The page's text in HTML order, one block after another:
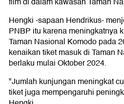
Hengki -sapaan Hendrikus-
PNBP itu karena meningkatnya
Taman Nasional Komodo pada
kenaikan tiket masuk di Taman
berlaku mulai Oktober 2024.
"Jumlah kunjungan meningkat
tiket juga mempengaruhi